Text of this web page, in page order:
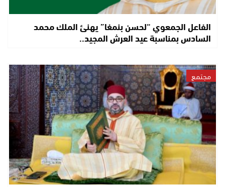
الفاعل الجمعوي “لحسن بنمغا” يهنئ الملك محمد
السادس بمناسبة عيد العرش المجيد..
مجتمع